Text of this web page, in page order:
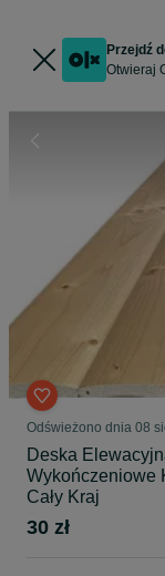
Przejdź
Otwieraj
Odświeżono dnia 08
Deska
Wykończeniowe
Cały Kraj
30 zł